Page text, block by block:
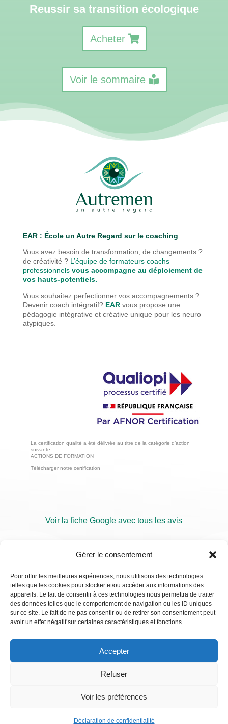
Gérer le consentement
Pour offrir les meilleures expériences, nous utilisons des technologies
telles que les cookies pour stocker et/ou accéder aux informations des
appareils. Le fait de consentir à ces technologies nous permettra de traiter
des données telles que le comportement de navigation ou les ID uniques
sur ce site. Le fait de ne pas consentir ou de retirer son consentement peut
avoir un effet négatif sur certaines caractéristiques et fonctions.
Accepter
Refuser
Voir les préférences
Déclaration de confidentialité
Reussir sa transition écologique
Acheter
Voir le sommaire
EAR : École un Autre Regard sur le coaching
Vous avez besoin de transformation, de changements ?
de créativité ? L’équipe de formateurs coachs
professionnels vous accompagne au déploiement de
vos hauts-potentiels.
Vous souhaitez perfectionner vos accompagnements ?
Devenir coach intégratif? EAR vous propose une
pédagogie intégrative et créative unique pour les neuro
atypiques.
La certification qualité a été délivrée au titre de la catégorie d’action
suivante :
ACTIONS DE FORMATION
Télécharger notre certification
Voir la fiche Google avec tous les avis
RDV
Visio